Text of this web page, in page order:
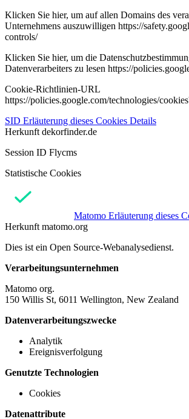
Klicken Sie hier, um auf allen Domains des
Unternehmens auszuwilligen https://
controls/
Klicken Sie hier, um die
Datenverarbeiters zu lesen https://
Cookie-Richtlinien-URL
https://policies.google.com/technologies/
SID Erläuterung dieses Cookies Details
Herkunft dekorfinder.de
Session ID Flycms
Statistische Cookies
Matomo Erläuterung dieses
Herkunft matomo.org
Dies ist ein Open Source-Webanalysedienst.
Verarbeitungsunternehmen
Matomo org.
150 Willis St, 6011 Wellington, New Zealand
Datenverarbeitungszwecke
Analytik
Ereignisverfolgung
Genutzte Technologien
Cookies
Datenattribute